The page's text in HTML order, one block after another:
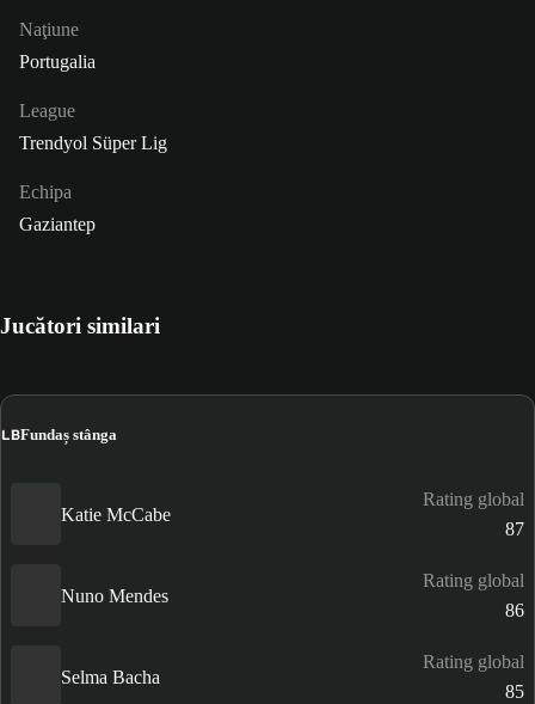
Naţiune
Portugalia
League
Trendyol Süper Lig
Echipa
Gaziantep
Jucători similari
LBFundaș stânga
Katie McCabe
Rating global
87
Nuno Mendes
Rating global
86
Selma Bacha
Rating global
85